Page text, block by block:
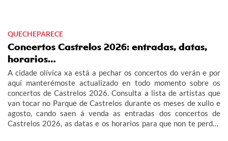
QUECHEPARECE
Concertos Castrelos 2026: entradas, datas,
horarios…
A cidade olívica xa está a pechar os concertos do verán e por
aquí manterémoste actualizado en todo momento sobre os
concertos de Castrelos 2026. Consulta a lista de artistas que
van tocar no Parque de Castrelos durante os meses de xullo e
agosto, cando saen á venda as entradas dos concertos de
Castrelos 2026, as datas e os horarios para que non te perdas